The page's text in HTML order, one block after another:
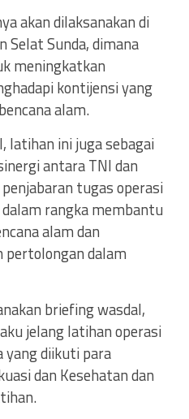
akan dilaksanakan di
Selat Sunda, dimana
meningkatkan
kontijensi yang
alam.
latihan ini juga sebagai
antara TNI dan
tugas operasi
rangka membantu
alam dan
pertolongan dalam
briefing wasdal,
jelang latihan operasi
yang diikuti para
dan Kesehatan dan